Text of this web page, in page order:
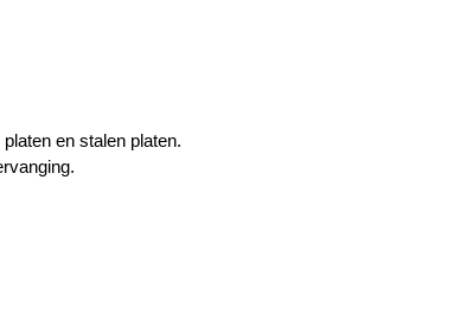
en stalen platen.